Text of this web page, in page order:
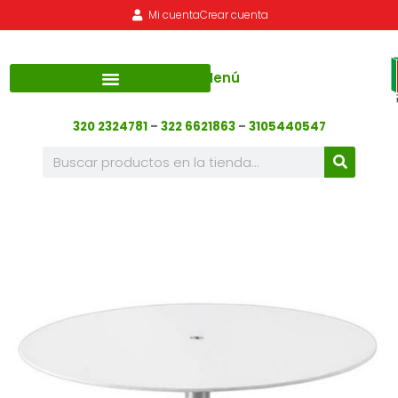
Mi cuentaCrear cuenta
Menú
320 2324781– 322 6621863 – 3105440547